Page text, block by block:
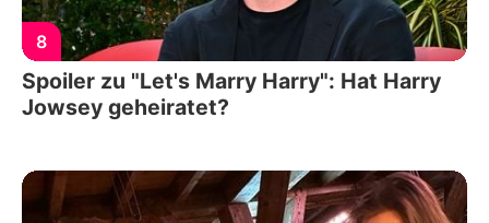
8
Spoiler zu "Let's Marry Harry": Hat Harry
Jowsey geheiratet?